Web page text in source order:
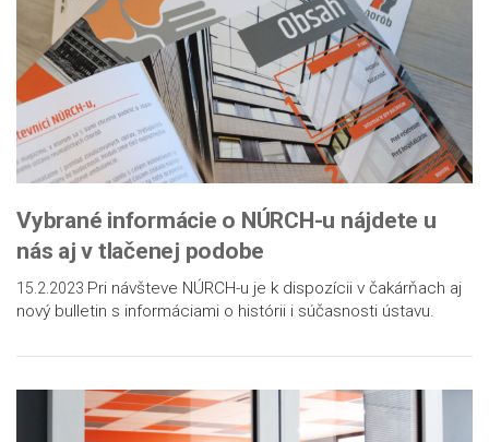
Vybrané informácie o NÚRCH-u nájdete u
nás aj v tlačenej podobe
15.2.2023 Pri návšteve NÚRCH-u je k dispozícii v čakárňach aj
nový bulletin s informáciami o histórii i súčasnosti ústavu.